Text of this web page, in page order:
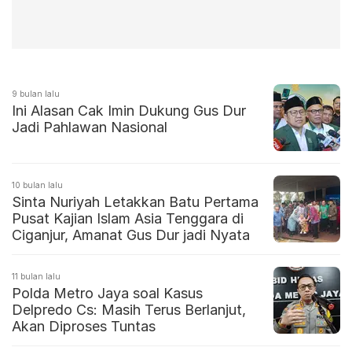
9 bulan lalu
Ini Alasan Cak Imin Dukung Gus Dur
Jadi Pahlawan Nasional
10 bulan lalu
Sinta Nuriyah Letakkan Batu Pertama
Pusat Kajian Islam Asia Tenggara di
Ciganjur, Amanat Gus Dur jadi Nyata
11 bulan lalu
Polda Metro Jaya soal Kasus
Delpredo Cs: Masih Terus Berlanjut,
Akan Diproses Tuntas